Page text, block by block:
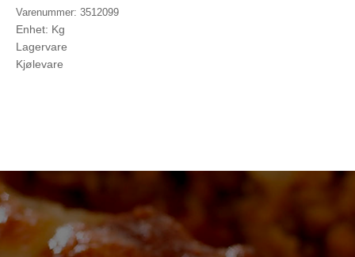
Varenummer: 3512099
Enhet: Kg
Lagervare
Kjølevare